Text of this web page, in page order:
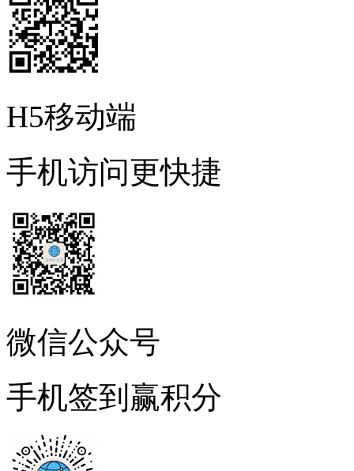
H5移动端
手机访问更快捷
微信公众号
手机签到赢积分